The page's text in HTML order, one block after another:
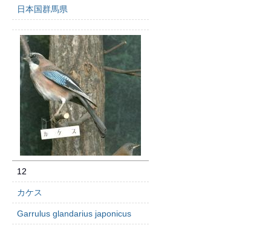
日本国群馬県
12
カケス
Garrulus glandarius japonicus